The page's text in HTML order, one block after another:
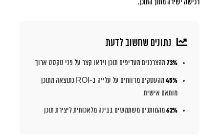
רכישה ישירה מתוך התוכן.
נתונים שחשוב לדעת
73%מהצרכנים מעדיפים תוכן וידאו קצר על פני טקסט ארוך
45%
מהעסקים מדווחים על עלייה ב-ROI כתוצאה מתוכן
מותאם אישית
62%מהמותגים משתמשים בבינה מלאכותית ליצירת תוכן